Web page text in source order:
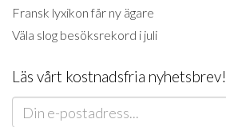
Fransk lyxikon får ny ägare
Väla slog besöksrekord i juli
Läs vårt kostnadsfria nyhetsbrev!